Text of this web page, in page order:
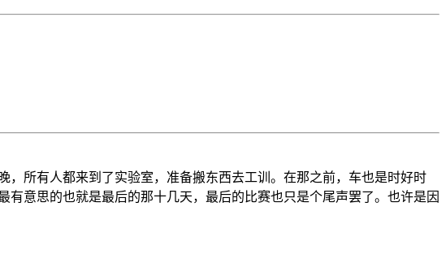
所有人都来到了实验室，准备搬东西去工训。在那之前，车也是时好时
意思的也就是最后的那十几天，最后的比赛也只是个尾声罢了。也许是因